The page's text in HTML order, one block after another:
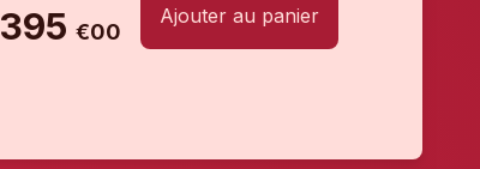
395 €00
Ajouter au panier